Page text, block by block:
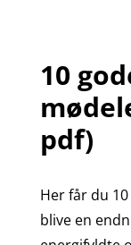
10
pdf)
Her får du
blive en